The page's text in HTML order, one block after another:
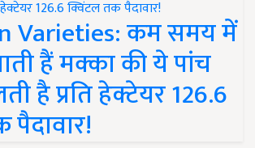
Varieties: कम समय में
हैं मक्का की ये पांच
है प्रति हेक्टेयर 126.6